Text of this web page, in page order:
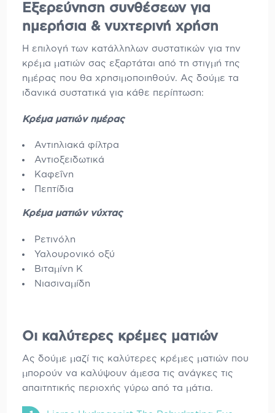
Εξερεύνηση συνθέσεων για
ημερήσια & νυχτερινή χρήση
Η επιλογή των κατάλληλων συστατικών για την
κρέμα ματιών σας εξαρτάται από τη στιγμή της
ημέρας που θα χρησιμοποιηθούν. Ας δούμε τα
ιδανικά συστατικά για κάθε περίπτωση:
Κρέμα ματιών ημέρας
Αντιηλιακά φίλτρα
Αντιοξειδωτικά
Καφεΐνη
Πεπτίδια
Κρέμα ματιών νύχτας
Ρετινόλη
Υαλουρονικό οξύ
Βιταμίνη K
Νιασιναμίδη
Οι καλύτερες κρέμες ματιών
Ας δούμε μαζί τις καλύτερες κρέμες ματιών που
μπορούν να καλύψουν άμεσα τις ανάγκες τις
απαιτητικής περιοχής γύρω από τα μάτια.